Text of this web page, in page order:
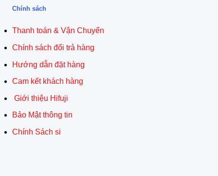
Chính sách
Thanh toán & Vận Chuyển
Chính sách đổi trả hàng
Hướng dẫn đặt hàng
Cam kết khách hàng
Giới thiệu Hifuji
Bảo Mật thông tin
Chính Sách si